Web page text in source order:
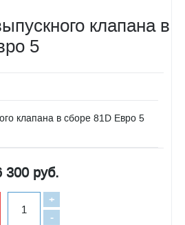
клапана в
5
клапана в сборе 81D Евро 5
300 руб.
-
+